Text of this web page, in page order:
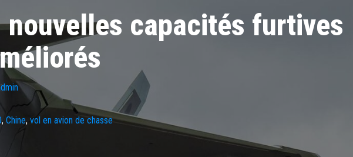
nouvelles capacités furtives
, Chine, vol en avion de chasse